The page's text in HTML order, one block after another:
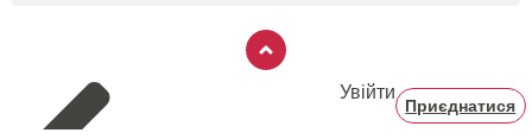
Увійти
Приєднатися